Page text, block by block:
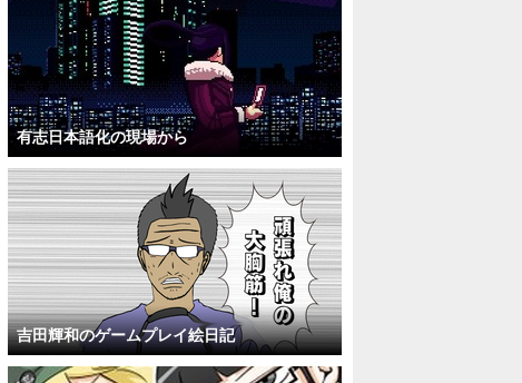
有志日本語化の現場から
吉田輝和のゲームプレイ絵日記